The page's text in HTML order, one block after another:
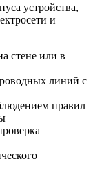
устройства,
и
стене или в
линий с
правил